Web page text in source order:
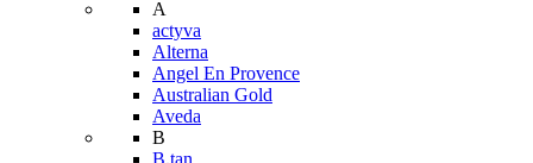
A
actyva
Alterna
Angel En Provence
Australian Gold
Aveda
B
B.tan